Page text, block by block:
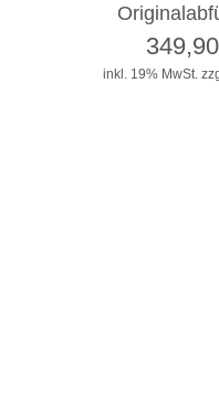
inkl. 19% MwSt.
349,90